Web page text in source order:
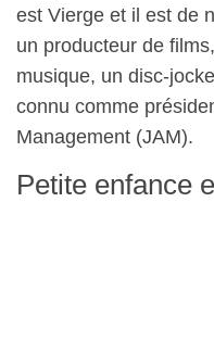
est Vierge et il est de
un producteur de
musique, un disc-
connu comme
Management (JAM).
Petite enfance